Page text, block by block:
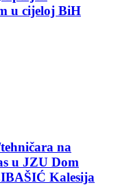
u cijeloj BiH
na
u JZU Dom
Kalesija